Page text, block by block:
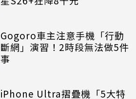
Gogoro車主注意手機「行動
斷網」演習！2時段無法做5件
事
iPhone Ultra摺疊機「5大特